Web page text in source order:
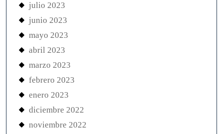
julio 2023
junio 2023
mayo 2023
abril 2023
marzo 2023
febrero 2023
enero 2023
diciembre 2022
noviembre 2022